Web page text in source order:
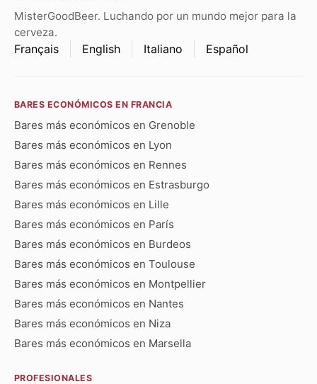
MisterGoodBeer. Luchando por un mundo mejor para la
cerveza.
Français English Italiano Español
BARES ECONÓMICOS EN FRANCIA
Bares más económicos en Grenoble
Bares más económicos en Lyon
Bares más económicos en Rennes
Bares más económicos en Estrasburgo
Bares más económicos en Lille
Bares más económicos en París
Bares más económicos en Burdeos
Bares más económicos en Toulouse
Bares más económicos en Montpellier
Bares más económicos en Nantes
Bares más económicos en Niza
Bares más económicos en Marsella
PROFESIONALES